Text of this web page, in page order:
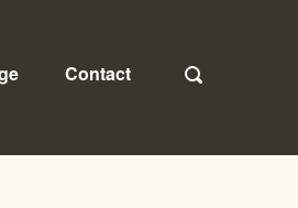
Contact